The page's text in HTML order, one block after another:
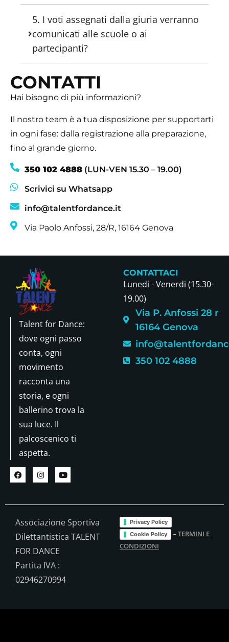
CONTATTI
Hai bisogno di più informazioni?
Il nostro team è a tua disposizione per supportarti
in ogni fase: dalla registrazione alla preparazione,
fino al grande giorno.
350 102 4888(LUN-VEN 15.30 – 19.00)
Scrivici su Whatsapp
info@talentfordance.it
Via Paolo Anfossi, 28/R, 16164 Genova
5. I voti assegnati dalla giuria verranno
comunicati alle scuole o ai
partecipanti?
Talent for Dance:
dove ogni passo
conta, ogni
movimento
racconta una
storia, e ogni
ballerino trova la
sua luce. Il
palcoscenico ti
aspetta.
CONTATTACI
Lunedi - Venerdi (15.30-
19.00)
Via P. Anfossi 28 r
16164 Genova
350 102 4888
Associazione Sportiva
Dilettantistica TALENT
FOR DANCE
Partita IVA :
02946270994
Privacy Policy
Cookie Policy
– TERMINI E
CONDIZIONI